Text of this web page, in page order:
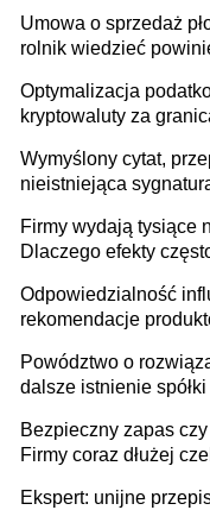
Umowa o sprzedaż
rolnik wiedzieć
Optymalizacja
kryptowaluty za
Wymyślony cytat,
nieistniejąca
firmie
Firmy wydają tysiące
Dlaczego efekty
Odpowiedzialność
rekomendacje
Powództwo o
dalsze istnienie
Bezpieczny zapas
Firmy coraz dłużej
Ekspert: unijne